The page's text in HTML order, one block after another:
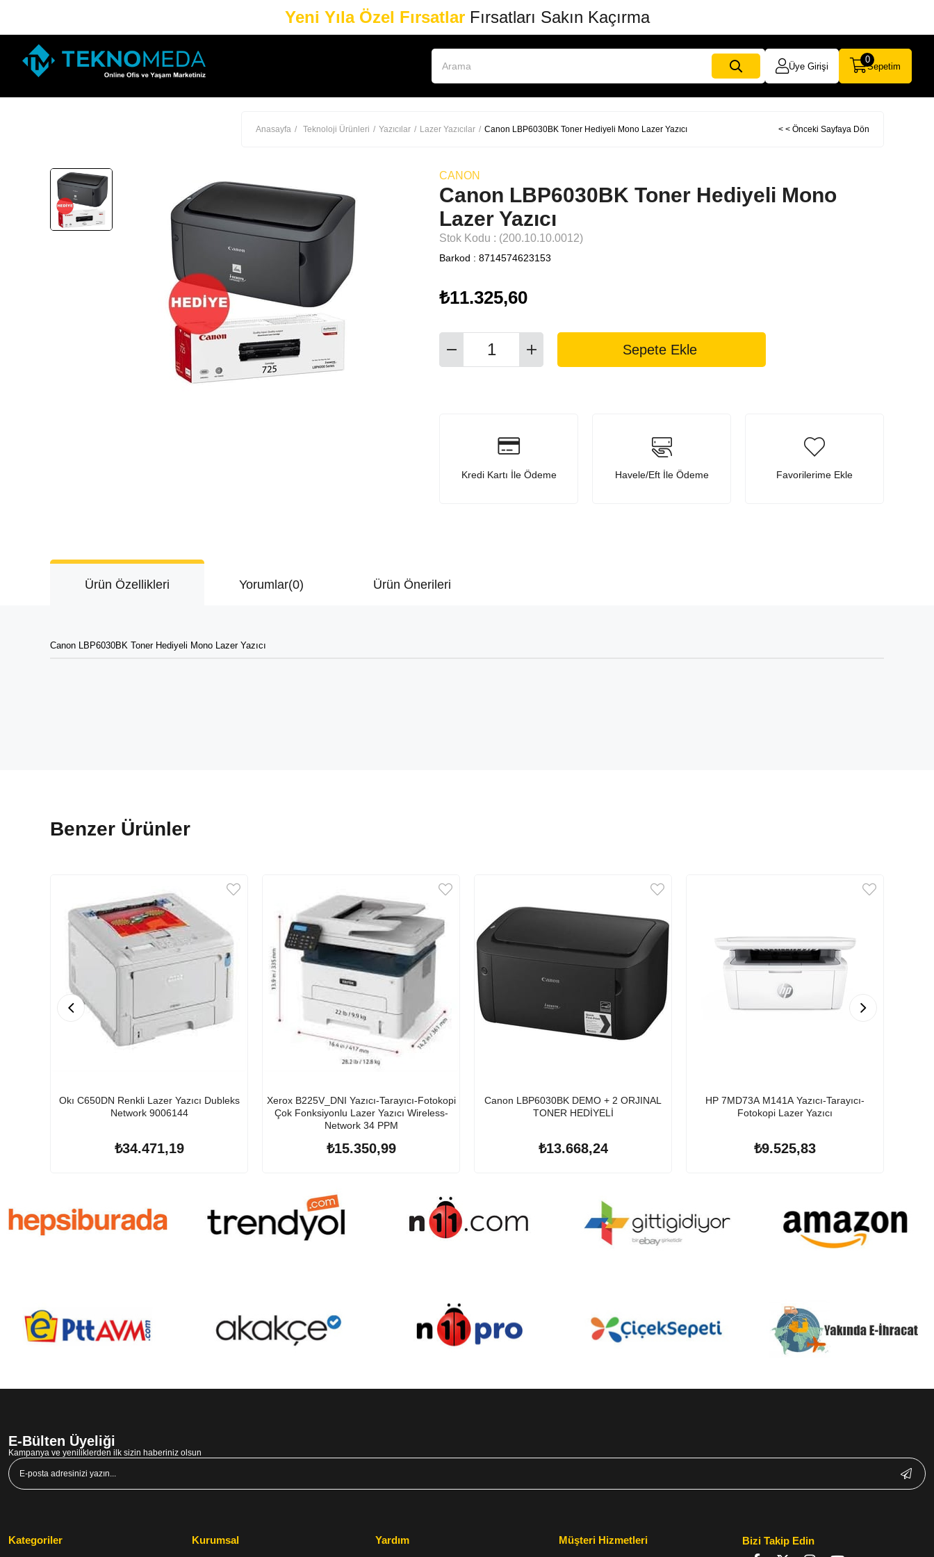
Yeni Yıla Özel FırsatlarFırsatları Sakın Kaçırma
Üye Girişi Sepetim
0
Anasayfa Teknoloji Ürünleri Yazıcılar Lazer Yazıcılar Canon LBP6030BK Toner Hediyeli Mono Lazer Yazıcı < < Önceki Sayfaya Dön
CANON
Canon LBP6030BK Toner Hediyeli Mono
Lazer Yazıcı
Stok Kodu (200.10.10.0012)
Barkod : 8714574623153
₺11.325,60
Kredi Kartı İle Ödeme Havele/Eft İle Ödeme Favorilerime Ekle
Ürün Özellikleri Yorumlar(0) Ürün Önerileri
Canon LBP6030BK Toner Hediyeli Mono Lazer Yazıcı
Benzer Ürünler
Okı C650DN Renkli Lazer Yazıcı Dubleks
Network 9006144
₺34.471,19
Xerox B225V_DNI Yazıcı-Tarayıcı-Fotokopi
Çok Fonksiyonlu Lazer Yazıcı Wireless-
Network 34 PPM
₺15.350,99
Canon LBP6030BK DEMO + 2 ORJINAL
TONER HEDİYELİ
₺13.668,24
HP 7MD73A M141A Yazıcı-Tarayıcı-
Fotokopi Lazer Yazıcı
₺9.525,83
E-Bülten Üyeliği
Kampanya ve yeniliklerden ilk sizin haberiniz olsun
Kategoriler Kurumsal Yardım Müşteri Hizmetleri Bizi Takip Edin